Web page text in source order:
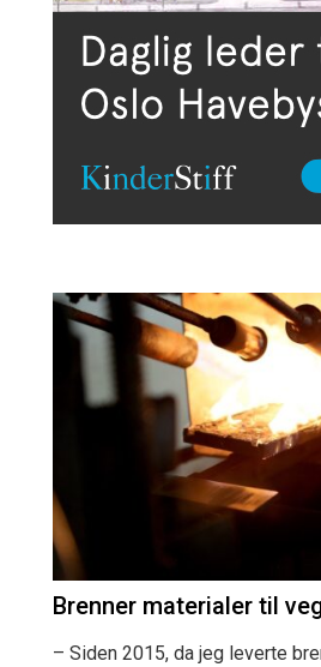
Brenner materialer til
– Siden 2015, da jeg leverte